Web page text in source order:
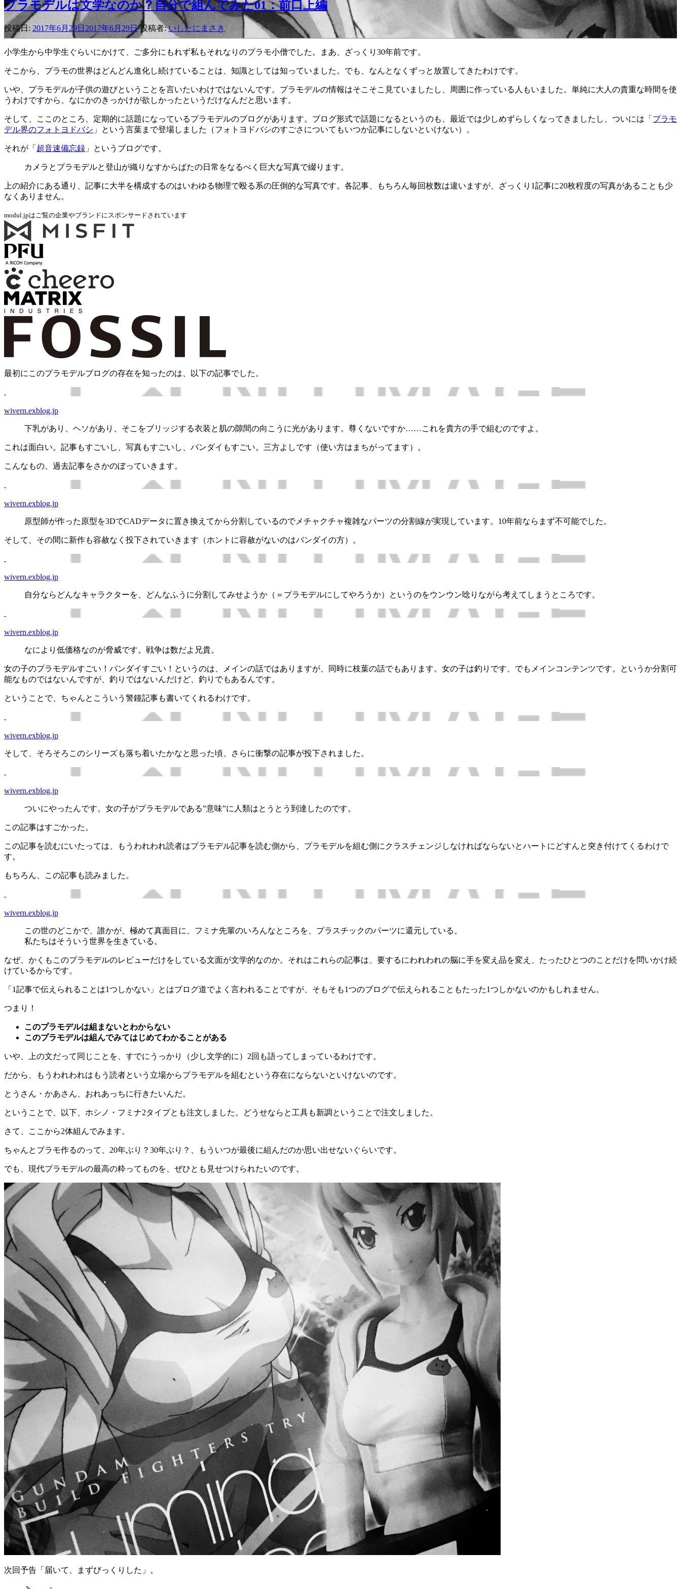
プラモデルは文学なのか？自分で組んでみた01：前口上編
投稿日: 2017年6月29日 2017年6月29日投稿者:いしたにまさき
小学生から中学生ぐらいにかけて、ご多分にもれず私もそれなりのプラモ小僧でした。まあ、ざっくり30年前です。
そこから、プラモの世界はどんどん進化し続けていることは、知識としては知っていました。でも、なんとなくずっと放置してきたわけです。
いや、プラモデルが子供の遊びということを言いたいわけではないんです。プラモデルの情報はそこそこ見ていましたし、周囲に作っている人もいました。単純に大人の貴重な時間を使
うわけですから、なにかのきっかけが欲しかったというだけなんだと思います。
そして、ここのところ、定期的に話題になっているプラモデルのブログがあります。ブログ形式で話題になるというのも、最近では少しめずらしくなってきましたし、ついには「 プラモ
デル界のフォトヨドバシ 」という言葉まで登場しました（フォトヨドバシのすごさについてもいつか記事にしないといけない）。
それが「 超音速備忘録 」というブログです。
カメラとプラモデルと登山が織りなすからぱたの日常をなるべく巨大な写真で綴ります。
上の紹介にある通り、記事に大半を構成するのはいわゆる物理で殴る系の圧倒的な写真です。各記事、もちろん毎回枚数は違いますが、ざっくり1記事に20枚程度の写真があることも少
なくありません。
modul.jpはご覧の企業やブランドにスポンサードされています
最初にこのプラモデルブログの存在を知ったのは、以下の記事でした。
wivern.exblog.jp
下乳があり、ヘソがあり、そこをブリッジする衣装と肌の隙間の向こうに光があります。尊くないですか……これを貴方の手で組むのですよ。
これは面白い。記事もすごいし、写真もすごいし、バンダイもすごい。三方よしです（使い方はまちがってます）。
こんなもの、過去記事をさかのぼっていきます。
wivern.exblog.jp
原型師が作った原型を3DでCADデータに置き換えてから分割しているのでメチャクチャ複雑なパーツの分割線が実現しています。10年前ならまず不可能でした。
そして、その間に新作も容赦なく投下されていきます（ホントに容赦がないのはバンダイの方）。
wivern.exblog.jp
自分ならどんなキャラクターを、どんなふうに分割してみせようか（＝プラモデルにしてやろうか）というのをウンウン唸りながら考えてしまうところです。
wivern.exblog.jp
なにより低価格なのが脅威です。戦争は数だよ兄貴。
女の子のプラモデルすごい！バンダイすごい！というのは、メインの話ではありますが、同時に枝葉の話でもあります。女の子は釣りです、でもメインコンテンツです。というか分割可
能なものではないんですが、釣りではないんだけど、釣りでもあるんです。
ということで、ちゃんとこういう警鐘記事も書いてくれるわけです。
wivern.exblog.jp
そして、そろそろこのシリーズも落ち着いたかなと思った頃、さらに衝撃の記事が投下されました。
wivern.exblog.jp
ついにやったんです。女の子がプラモデルである”意味”に人類はとうとう到達したのです。
この記事はすごかった。
この記事を読むにいたっては、もうわれわれ読者はプラモデル記事を読む側から、プラモデルを組む側にクラスチェンジしなければならないとハートにどすんと突き付けてくるわけで
す。
もちろん、この記事も読みました。
wivern.exblog.jp
この世のどこかで、誰かが、極めて真面目に、フミナ先輩のいろんなところを、プラスチックのパーツに還元している。
私たちはそういう世界を生きている。
なぜ、かくもこのプラモデルのレビューだけをしている文面が文学的なのか。それはこれらの記事は、要するにわれわれの脳に手を変え品を変え、たったひとつのことだけを問いかけ続
けているからです。
「1記事で伝えられることは1つしかない」とはブログ道でよく言われることですが、そもそも1つのブログで伝えられることもたった1つしかないのかもしれません。
つまり！
このプラモデルは組まないとわからない
このプラモデルは組んでみてはじめてわかることがある
いや、上の文だって同じことを、すでにうっかり（少し文学的に）2回も語ってしまっているわけです。
だから、もうわれわれはもう読者という立場からプラモデルを組むという存在にならないといけないのです。
とうさん・かあさん、おれあっちに行きたいんだ。
ということで、以下、ホシノ・フミナ2タイプとも注文しました。どうせならと工具も新調ということで注文しました。
さて、ここから2体組んでみます。
ちゃんとプラモ作るのって、20年ぶり？30年ぶり？、もういつが最後に組んだのか思い出せないぐらいです。
でも、現代プラモデルの最高の粋ってものを、ぜひとも見せつけられたいのです。
次回予告「届いて、まずびっくりした」。